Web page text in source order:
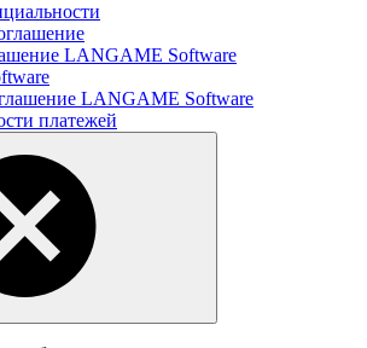
LANGAME Software
LANGAME Software
платежей